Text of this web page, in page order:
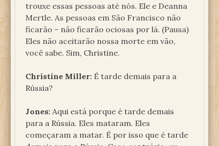
trouxe essas pessoas até nós. Ele e Deanna
Mertle. As pessoas em São Francisco não
ficarão – não ficarão ociosas por lá. (Pausa)
Eles não aceitarão nossa morte em vão,
você sabe. Sim, Christine.
Christine Miller: É tarde demais para a
Rússia?
Jones: Aqui está porque é tarde demais
para a Rússia. Eles mataram. Eles
começaram a matar. É por isso que é tarde